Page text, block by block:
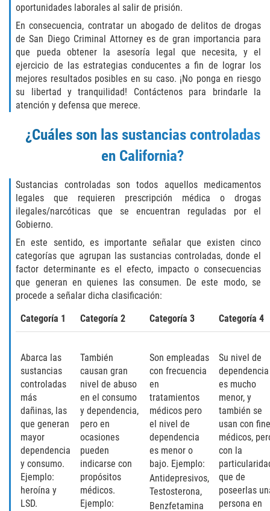
Aumento de Pena por Armas de
Fuego
Armas Prohibidas
Descarga Negligente de un Arma de
Fuego
Portar un Arma Oculta
Portar un Arma de Fuego Cargada en
Delitos De Drogas
Leyes sobre Marihuana en California
Posesión de Marihuana
Posesión de Marihuana para la Venta
Posesión de Sustancias Controladas
Posesión De Una Sustancia
Controlada Para La Venta
Proposición 36
Transporte De Sustancias
Controladas Para La Venta
oportunidades laborales al salir de prisión.
En consecuencia, contratar un abogado de delitos de drogas
de San Diego Criminal Attorney es de gran importancia para
que pueda obtener la asesoría legal que necesita, y el
ejercicio de las estrategias conducentes a fin de lograr los
mejores resultados posibles en su caso. ¡No ponga en riesgo
su libertad y tranquilidad! Contáctenos para brindarle la
atención y defensa que merece.
¿Cuáles son las sustancias controladas
en California?
Sustancias controladas son todos aquellos medicamentos
legales que requieren prescripción médica o drogas
ilegales/narcóticas que se encuentran reguladas por el
Gobierno.
En este sentido, es importante señalar que existen cinco
categorías que agrupan las sustancias controladas, donde el
factor determinante es el efecto, impacto o consecuencias
que generan en quienes las consumen. De este modo, se
procede a señalar dicha clasificación:
Categoría 1 Categoría 2 Categoría 3 Categoría 4
Abarca las
sustancias
controladas
más
dañinas, las
que generan
mayor
dependencia
y consumo.
Ejemplo:
heroína y
LSD.
También
causan gran
nivel de abuso
en el consumo
y dependencia,
pero en
ocasiones
pueden
indicarse con
propósitos
médicos.
Ejemplo:
Son empleadas
con frecuencia
en
tratamientos
médicos pero
el nivel de
dependencia
es menor o
bajo. Ejemplo:
Antidepresivos,
Testosterona,
Benzfetamina
Su nivel de
dependencia
es mucho
menor, y
también se
usan con
médicos,
con la
que de
poseerlas
persona en